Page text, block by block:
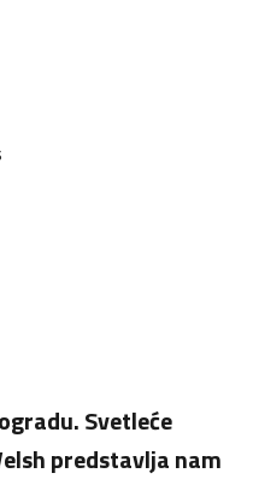
Svetleće
predstavlja nam